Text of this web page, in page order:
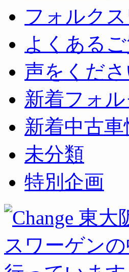
フォルク
よくある
声をくださ
新着フォ
新着中古車
未分類
特別企画